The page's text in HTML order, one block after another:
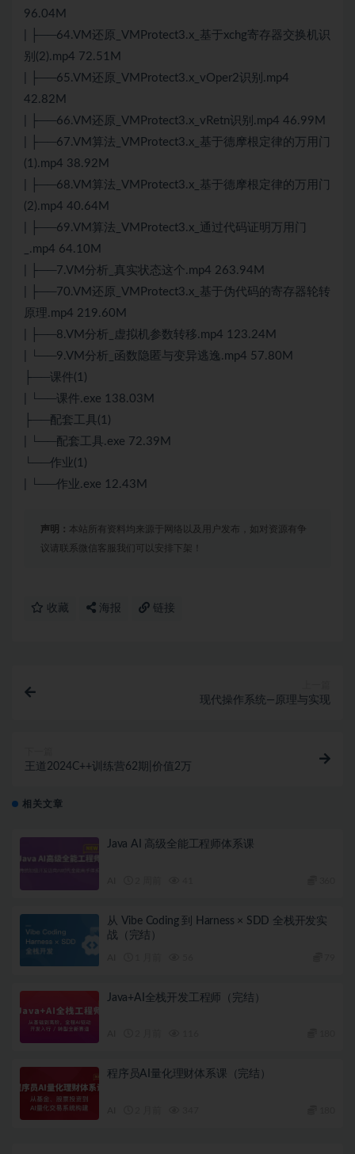
96.04M
| ├──64.VM还原_VMProtect3.x_基于xchg寄存器交换机识
别(2).mp4 72.51M
| ├──65.VM还原_VMProtect3.x_vOper2识别.mp4
42.82M
| ├──66.VM还原_VMProtect3.x_vRetn识别.mp4 46.99M
| ├──67.VM算法_VMProtect3.x_基于德摩根定律的万用门
(1).mp4 38.92M
| ├──68.VM算法_VMProtect3.x_基于德摩根定律的万用门
(2).mp4 40.64M
| ├──69.VM算法_VMProtect3.x_通过代码证明万用门
_.mp4 64.10M
| ├──7.VM分析_真实状态这个.mp4 263.94M
| ├──70.VM还原_VMProtect3.x_基于伪代码的寄存器轮转
原理.mp4 219.60M
| ├──8.VM分析_虚拟机参数转移.mp4 123.24M
| └──9.VM分析_函数隐匿与变异逃逸.mp4 57.80M
├──课件(1)
| └──课件.exe 138.03M
├──配套工具(1)
| └──配套工具.exe 72.39M
└──作业(1)
| └──作业.exe 12.43M
声明： 本站所有资料均来源于网络以及用户发布，如对资源有争
议请联系微信客服我们可以安排下架！
收藏 海报 链接
现代操作系统—原理与实现
王道2024C++训练营62期|价值2万
相关文章
Java AI 高级全能工程师体系课
从 Vibe Coding 到 Harness × SDD 全栈开发实
战（完结）
Java+AI全栈开发工程师（完结）
程序员AI量化理财体系课（完结）